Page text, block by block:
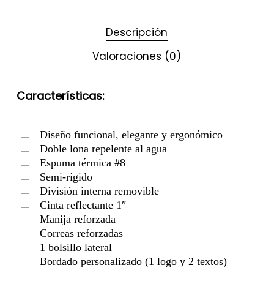
Descripción
Valoraciones (0)
Características:
Diseño funcional, elegante y ergonómico
Doble lona repelente al agua
Espuma térmica #8
Semi-rígido
División interna removible
Cinta reflectante 1″
Manija reforzada
Correas reforzadas
1 bolsillo lateral
Bordado personalizado (1 logo y 2 textos)